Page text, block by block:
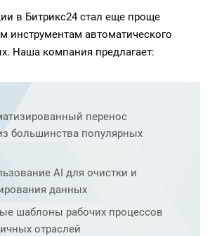
в Битрикс24 стал еще проще
инструментам автоматического
Наша компания предлагает:
перенос
большинства популярных
AI для очистки и
данных
шаблоны рабочих процессов
отраслей